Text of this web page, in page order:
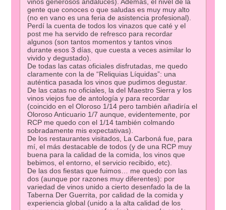
gente que conoces o que saludas es muy muy alto
(no en vano es una feria de asistencia profesional).
Perdí la cuenta de todos los vinazos que caté y el
post me ha servido de refresco para recordar
algunos (son tantos momentos y tantos vinos
durante esos 3 días, que cuesta a veces asimilar lo
vivido y degustado).
De todas las catas oficiales disfrutadas, me quedo
claramente con la de “Reliquias Líquidas”: una
auténtica pasada los vinos que pudimos degustar.
De las catas no oficiales, la del Maestro Sierra y los
vinos viejos fue de antología y para recordar
(coincido en el Oloroso 1/14 pero también añadiría el
Oloroso Anticuario 1/7 aunque, evidentemente, por
RCP me quedo con el 1/14 también colmando
sobradamente mis expectativas).
De los restaurantes visitados, La Carboná fue, para
mí, el más destacable de todos (y de una RCP muy
buena para la calidad de la comida, los vinos que
bebimos, el entorno, el servicio recibido, etc).
De las dos fiestas que fuimos… me quedo con las
dos (aunque por razones muy diferentes): por
variedad de vinos unido a cierto desenfado la de la
Taberna Der Guerrita, por calidad de la comida y
experiencia global (unido a la alta calidad de los